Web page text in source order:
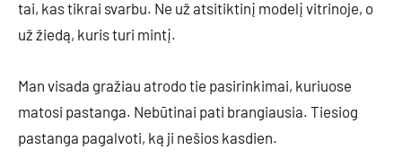
tai, kas tikrai svarbu. Ne už atsitiktinį modelį vitrinoje, o
už žiedą, kuris turi mintį.
Man visada gražiau atrodo tie pasirinkimai, kuriuose
matosi pastanga. Nebūtinai pati brangiausia. Tiesiog
pastanga pagalvoti, ką ji nešios kasdien.